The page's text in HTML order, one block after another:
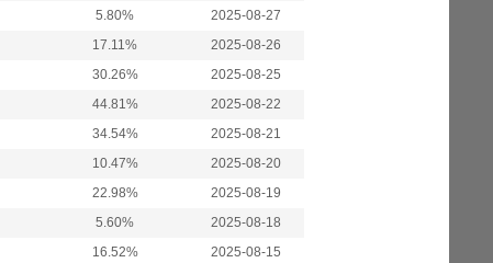
5.80%
2025-08-27
17.11%
2025-08-26
30.26%
2025-08-25
44.81%
2025-08-22
34.54%
2025-08-21
10.47%
2025-08-20
22.98%
2025-08-19
5.60%
2025-08-18
16.52%
2025-08-15